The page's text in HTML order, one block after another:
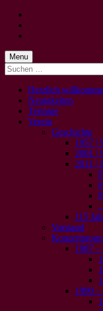
content
footer
Menu
Suchen
nach:
Herzlich
Neuigkeiten
Termine
Verein
Geschichte
1957 |
2001 |
2011 |
115
Vorstand
1987 –
1990 –